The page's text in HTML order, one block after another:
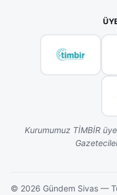
Kurumumuz TİMBİR
© 2026 Gündem Sivas —